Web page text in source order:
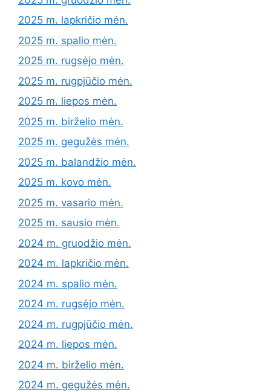
2025 m. lapkričio mėn.
2025 m. spalio mėn.
2025 m. rugsėjo mėn.
2025 m. rugpjūčio mėn.
2025 m. liepos mėn.
2025 m. birželio mėn.
2025 m. gegužės mėn.
2025 m. balandžio mėn.
2025 m. kovo mėn.
2025 m. vasario mėn.
2025 m. sausio mėn.
2024 m. gruodžio mėn.
2024 m. lapkričio mėn.
2024 m. spalio mėn.
2024 m. rugsėjo mėn.
2024 m. rugpjūčio mėn.
2024 m. liepos mėn.
2024 m. birželio mėn.
2024 m. gegužės mėn.